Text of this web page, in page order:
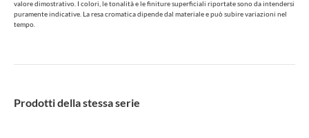
valore dimostrativo. I colori, le tonalità e le finiture superficiali riportate sono da intendersi
puramente indicative. La resa cromatica dipende dal materiale e può subire variazioni nel
tempo.
Prodotti della stessa serie